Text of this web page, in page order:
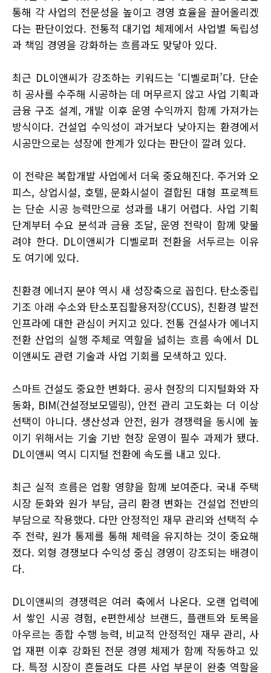
통해 각 사업의 전문성을 높이고 경영 효율을 끌어올리겠
다는 판단이었다. 전통적 대기업 체제에서 사업별 독립성
과 책임 경영을 강화하는 흐름과도 맞닿아 있다.
최근 DL이앤씨가 강조하는 키워드는 ‘디벨로퍼’다. 단순
히 공사를 수주해 시공하는 데 머무르지 않고 사업 기획과
금융 구조 설계, 개발 이후 운영 수익까지 함께 가져가는
방식이다. 건설업 수익성이 과거보다 낮아지는 환경에서
시공만으로는 성장에 한계가 있다는 판단이 깔려 있다.
이 전략은 복합개발 사업에서 더욱 중요해진다. 주거와 오
피스, 상업시설, 호텔, 문화시설이 결합된 대형 프로젝트
는 단순 시공 능력만으로 성과를 내기 어렵다. 사업 기획
단계부터 수요 분석과 금융 조달, 운영 전략이 함께 맞물
려야 한다. DL이앤씨가 디벨로퍼 전환을 서두르는 이유
도 여기에 있다.
친환경 에너지 분야 역시 새 성장축으로 꼽힌다. 탄소중립
기조 아래 수소와 탄소포집활용저장(CCUS), 친환경 발전
인프라에 대한 관심이 커지고 있다. 전통 건설사가 에너지
전환 산업의 실행 주체로 역할을 넓히는 흐름 속에서 DL
이앤씨도 관련 기술과 사업 기회를 모색하고 있다.
스마트 건설도 중요한 변화다. 공사 현장의 디지털화와 자
동화, BIM(건설정보모델링), 안전 관리 고도화는 더 이상
선택이 아니다. 생산성과 안전, 원가 경쟁력을 동시에 높
이기 위해서는 기술 기반 현장 운영이 필수 과제가 됐다.
DL이앤씨 역시 디지털 전환에 속도를 내고 있다.
최근 실적 흐름은 업황 영향을 함께 보여준다. 국내 주택
시장 둔화와 원가 부담, 금리 환경 변화는 건설업 전반의
부담으로 작용했다. 다만 안정적인 재무 관리와 선택적 수
주 전략, 원가 통제를 통해 체력을 유지하는 것이 중요해
졌다. 외형 경쟁보다 수익성 중심 경영이 강조되는 배경이
다.
DL이앤씨의 경쟁력은 여러 축에서 나온다. 오랜 업력에
서 쌓인 시공 경험, e편한세상 브랜드, 플랜트와 토목을
아우르는 종합 수행 능력, 비교적 안정적인 재무 관리, 사
업 재편 이후 강화된 전문 경영 체제가 함께 작동하고 있
다. 특정 시장이 흔들려도 다른 사업 부문이 완충 역할을